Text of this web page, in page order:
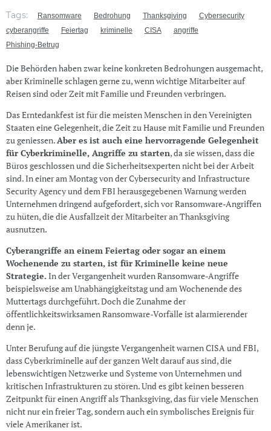
Tags: Ransomware Bedrohung Thanksgiving
Cybersecurity
cyberangriffe
Feiertag kriminelle CISA
angriffe
Phishing-Betrug
Die Behörden haben zwar keine konkreten Bedrohungen ausgemacht,
aber Kriminelle schlagen gerne zu, wenn wichtige Mitarbeiter auf
Reisen sind oder Zeit mit Familie und Freunden verbringen.
Das Erntedankfest ist für die meisten Menschen in den Vereinigten
Staaten eine Gelegenheit, die Zeit zu Hause mit Familie und Freunden
zu geniessen.Aber es ist auch eine hervorragende Gelegenheit
für Cyberkriminelle, Angriffe zu starten, da sie wissen, dass die
Büros geschlossen und die Sicherheitsexperten nicht bei der Arbeit
sind. In einer am Montag von der Cybersecurity and Infrastructure
Security Agency und dem FBI herausgegebenen Warnung werden
Unternehmen dringend aufgefordert, sich vor Ransomware-Angriffen
zu hüten, die die Ausfallzeit der Mitarbeiter an Thanksgiving
ausnutzen.
Cyberangriffe an einem Feiertag oder sogar an einem
Wochenende zu starten, ist für Kriminelle keine neue
Strategie. In der Vergangenheit wurden Ransomware-Angriffe
beispielsweise am Unabhängigkeitstag und am Wochenende des
Muttertags durchgeführt. Doch die Zunahme der
öffentlichkeitswirksamen Ransomware-Vorfälle ist alarmierender
denn je.
Unter Berufung auf die jüngste Vergangenheit warnen CISA und FBI,
dass Cyberkriminelle auf der ganzen Welt darauf aus sind, die
lebenswichtigen Netzwerke und Systeme von Unternehmen und
kritischen Infrastrukturen zu stören. Und es gibt keinen besseren
Zeitpunkt für einen Angriff als Thanksgiving, das für viele Menschen
nicht nur ein freier Tag, sondern auch ein symbolisches Ereignis für
viele Amerikaner ist.